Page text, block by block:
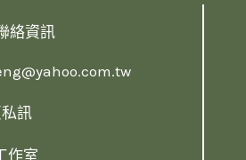
絡資訊
訊
作室